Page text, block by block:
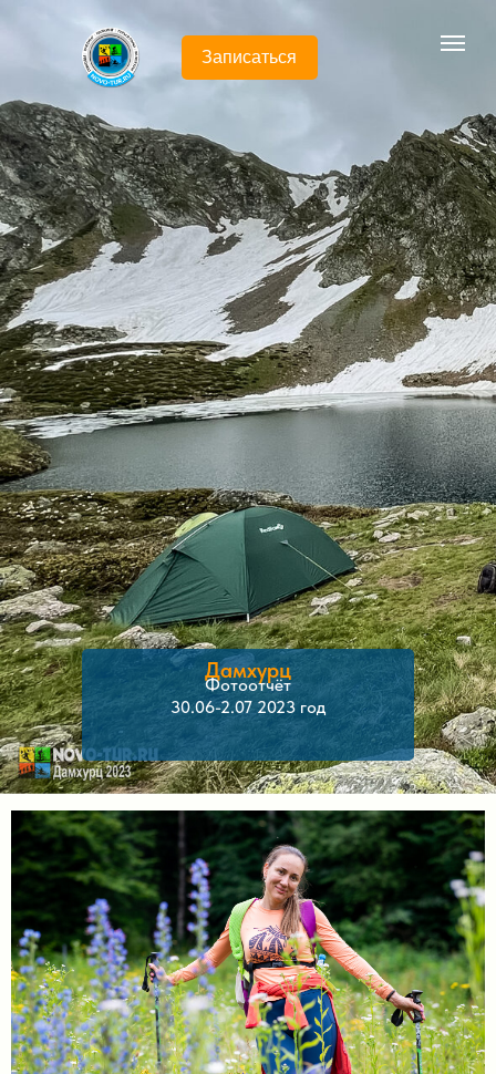
Записаться
Дамхурц
Фотоотчёт
30.06-2.07 2023 год